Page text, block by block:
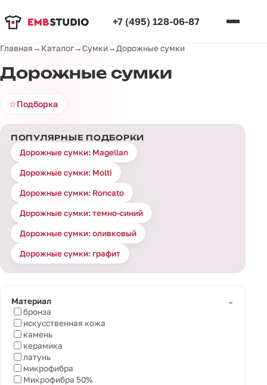
+7 (495) 128-06-87
Главная→ Каталог→Сумки→ Дорожные сумки
Дорожные сумки
☆Подборка
ПОПУЛЯРНЫЕ ПОДБОРКИ
Дорожные сумки: Magellan
Дорожные сумки: Molti
Дорожные сумки: Roncato
Дорожные сумки: темно-синий
Дорожные сумки: оливковый
Дорожные сумки: графит
Материал
⌄
бронза
искусственная кожа
камень
керамика
латунь
микрофибра
Микрофибра 50%